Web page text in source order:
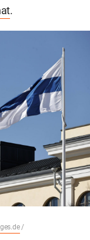
.
/